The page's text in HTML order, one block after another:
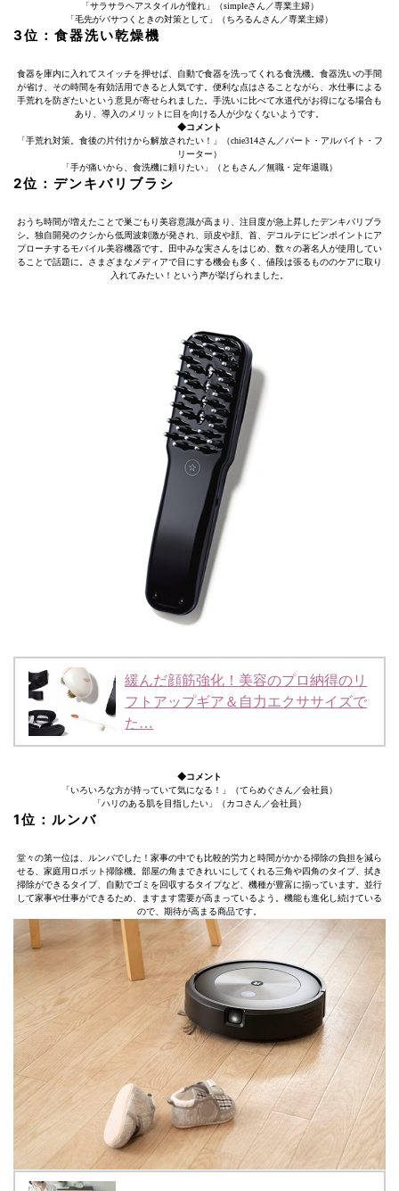
「サラサラヘアスタイルが憧れ」（simpleさん／専業主婦）
「毛先がバサつくときの対策として」（ちろるんさん／専業主婦）
3位：食器洗い乾燥機
食器を庫内に入れてスイッチを押せば、自動で食器を洗ってくれる食洗機。食器洗いの手間
が省け、その時間を有効活用できると人気です。便利な点はさることながら、水仕事による
手荒れを防ぎたいという意見が寄せられました。手洗いに比べて水道代がお得になる場合も
あり、導入のメリットに目を向ける人が少なくないようです。
◆コメント
「手荒れ対策。食後の片付けから解放されたい！」（chie314さん／パート・アルバイト・フ
リーター）
「手が痛いから、食洗機に頼りたい」（ともさん／無職・定年退職）
2位：デンキバリブラシ
おうち時間が増えたことで巣ごもり美容意識が高まり、注目度が急上昇したデンキバリブラ
シ。独自開発のクシから低周波刺激が発され、頭皮や顔、首、デコルテにピンポイントにア
プローチするモバイル美容機器です。田中みな実さんをはじめ、数々の著名人が使用してい
ることで話題に。さまざまなメディアで目にする機会も多く、値段は張るもののケアに取り
入れてみたい！という声が挙げられました。
緩んだ顔筋強化！美容のプロ納得のリ
フトアップギア＆自力エクササイズで
た…
◆コメント
「いろいろな方が持っていて気になる！」（てらめぐさん／会社員）
「ハリのある肌を目指したい」（カコさん／会社員）
1位：ルンバ
堂々の第一位は、ルンバでした！家事の中でも比較的労力と時間がかかる掃除の負担を減ら
せる、家庭用ロボット掃除機。部屋の角まできれいにしてくれる三角や四角のタイプ、拭き
掃除ができるタイプ、自動でゴミを回収するタイプなど、機種が豊富に揃っています。並行
して家事や仕事ができるため、ますます需要が高まっているよう。機能も進化し続けている
ので、期待が高まる商品です。